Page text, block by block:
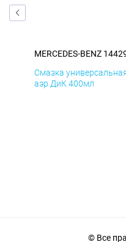
MERCEDES-BENZ
Смазка
аэр ДиК 400мл
© Все